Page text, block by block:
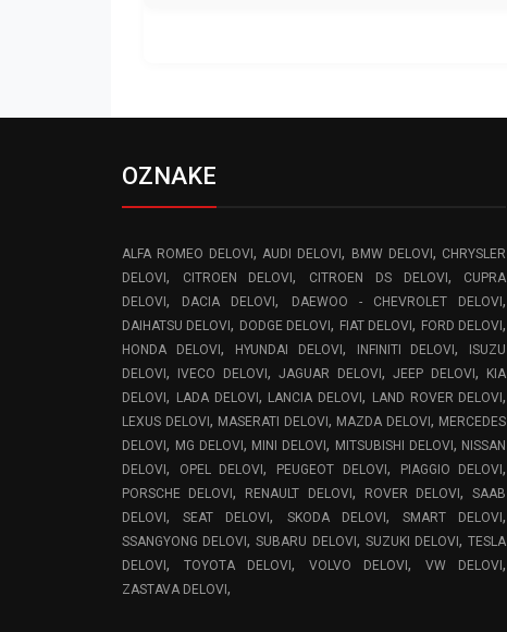
OZNAKE
ALFA ROMEO DELOVI, AUDI DELOVI, BMW DELOVI, CHRYSLER
DELOVI, CITROEN DELOVI, CITROEN DS DELOVI,
CUPRA
DELOVI, DACIA DELOVI, DAEWOO - CHEVROLET DELOVI,
DAIHATSU DELOVI, DODGE DELOVI, FIAT DELOVI, FORD DELOVI,
HONDA DELOVI, HYUNDAI DELOVI, INFINITI DELOVI,
ISUZU
DELOVI, IVECO DELOVI,JAGUAR DELOVI,JEEP DELOVI,
KIA
DELOVI, LADA DELOVI, LANCIA DELOVI, LAND ROVER DELOVI,
LEXUS DELOVI, MASERATI DELOVI, MAZDA DELOVI, MERCEDES
DELOVI, MG DELOVI, MINI DELOVI, MITSUBISHI DELOVI, NISSAN
DELOVI, OPEL DELOVI, PEUGEOT DELOVI, PIAGGIO DELOVI,
PORSCHE DELOVI, RENAULT DELOVI, ROVER DELOVI,SAAB
DELOVI,SEAT DELOVI, SKODA DELOVI,SMART DELOVI,
SSANGYONG DELOVI,SUBARU DELOVI, SUZUKI DELOVI,TESLA
DELOVI, TOYOTA DELOVI, VOLVO DELOVI, VW DELOVI,
ZASTAVA DELOVI,